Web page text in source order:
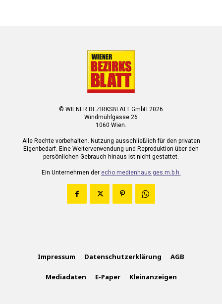
© WIENER BEZIRKSBLATT GmbH 2026
Windmühlgasse 26
1060 Wien.
Alle Rechte vorbehalten. Nutzung ausschließlich für den privaten
Eigenbedarf. Eine Weiterverwendung und Reproduktion über den
persönlichen Gebrauch hinaus ist nicht gestattet.
Ein Unternehmen der echo medienhaus ges.m.b.h.
Impressum Datenschutzerklärung AGB
Mediadaten E-Paper Kleinanzeigen